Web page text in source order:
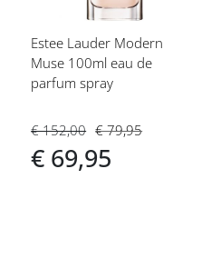
Estee Lauder Modern
Muse 100ml eau de
parfum spray
€ 152,00
€ 69,95
€ 79,95